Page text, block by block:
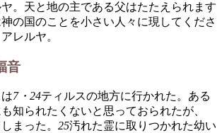
。天と地の主である父はたたえられます
の国のことを小さい人々に現してくださ
レルヤ。
音
7・24ティルスの地方に行かれた。ある
知られたくないと思っておられたが、
まった。 25汚れた霊に取りつかれた幼い